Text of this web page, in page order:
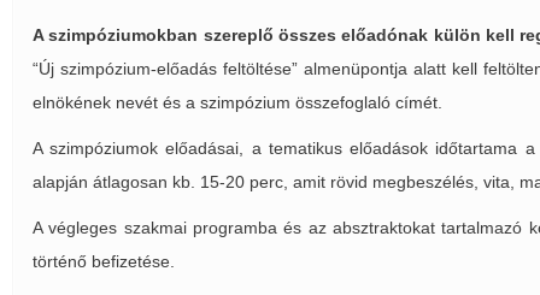
A szimpóziumokban szereplő összes előadónak külön kell
“Új szimpózium-előadás feltöltése” almenüpontja alatt kell
elnökének nevét és a szimpózium összefoglaló címét.
A szimpóziumok előadásai, a tematikus előadások időtartama
alapján átlagosan kb. 15-20 perc, amit rövid megbeszélés, vita,
A végleges szakmai programba és az absztraktokat tartalmazó
történő befizetése.